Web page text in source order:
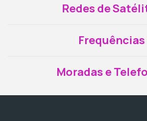
Redes de
Frequências
Moradas e